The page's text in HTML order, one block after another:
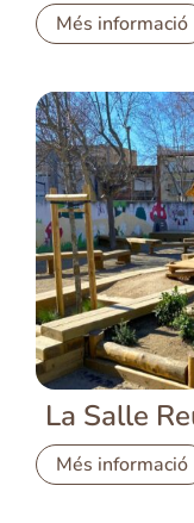
Més informació
La Salle
Més informació